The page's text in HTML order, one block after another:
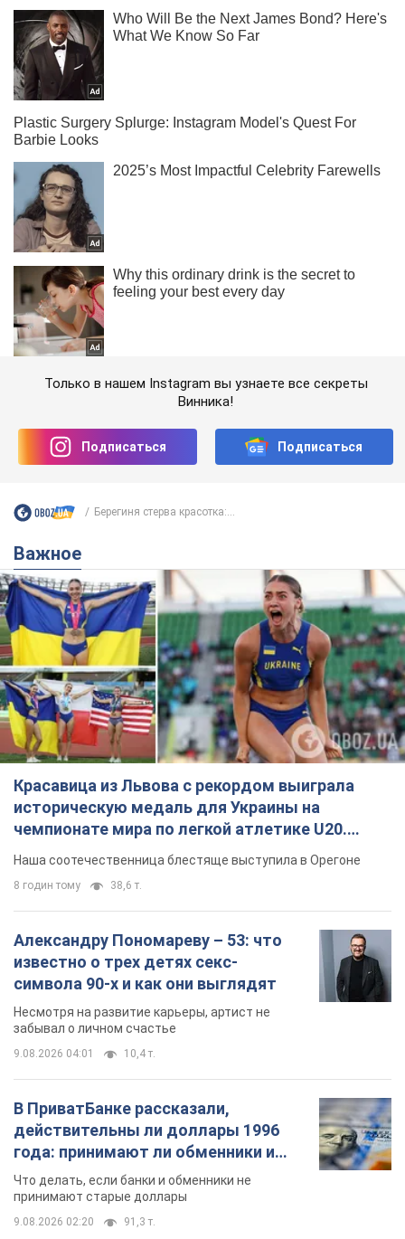
Только в нашем Instagram вы узнаете все секреты
Винника!
Подписаться Подписаться
Берегиня стерва красотка:...
Важное
Красавица из Львова с рекордом выиграла
историческую медаль для Украины на
чемпионате мира по легкой атлетике U20.
Видео
Наша соотечественница блестяще выступила в Орегоне
8 годин тому 38,6 т.
Александру Пономареву – 53: что
известно о трех детях секс-
символа 90-х и как они выглядят
Несмотря на развитие карьеры, артист не
забывал о личном счастье
9.08.2026 04:01 10,4 т.
В ПриватБанке рассказали,
действительны ли доллары 1996
года: принимают ли обменники и
банки такие купюры
Что делать, если банки и обменники не
принимают старые доллары
9.08.2026 02:20 91,3 т.